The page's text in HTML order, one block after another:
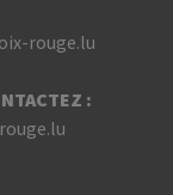
rouge.lu
: